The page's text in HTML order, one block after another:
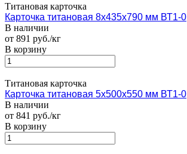
Титановая карточка
Карточка титановая 8х435х790 мм ВТ1-0
В наличии
от 891 руб./кг
В корзину
Титановая карточка
Карточка титановая 5х500х550 мм ВТ1-0
В наличии
от 841 руб./кг
В корзину